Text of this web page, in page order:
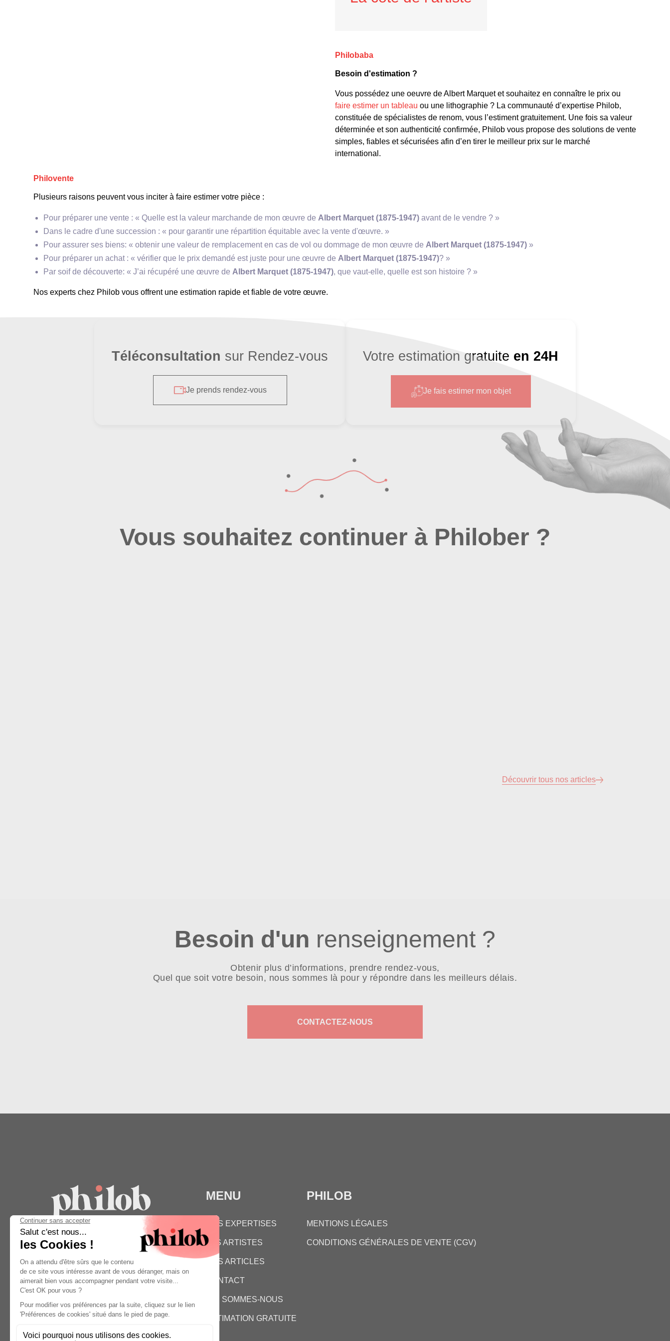
Philobaba
Besoin d'estimation ?
Vous possédez une oeuvre de Albert Marquet et souhaitez en connaître le prix ou
faire estimer un tableau ou une lithographie ? La communauté d’expertise Philob,
constituée de spécialistes de renom, vous l’estiment gratuitement. Une fois sa valeur
déterminée et son authenticité confirmée, Philob vous propose des solutions de vente
simples, fiables et sécurisées afin d’en tirer le meilleur prix sur le marché
international.
Philovente
Plusieurs raisons peuvent vous inciter à faire estimer votre pièce :
Pour préparer une vente : « Quelle est la valeur marchande de mon œuvre de Albert Marquet (1875-1947) avant de le vendre ? »
Dans le cadre d'une succession : « pour garantir une répartition équitable avec la vente d'œuvre. »
Pour assurer ses biens: « obtenir une valeur de remplacement en cas de vol ou dommage de mon œuvre de Albert Marquet (1875-1947) »
Pour préparer un achat : « vérifier que le prix demandé est juste pour une œuvre de Albert Marquet (1875-1947)? »
Par soif de découverte: « J’ai récupéré une œuvre de Albert Marquet (1875-1947), que vaut-elle, quelle est son histoire ? »
Nos experts chez Philob vous offrent une estimation rapide et fiable de votre œuvre.
Téléconsultation sur Rendez-vous
Je prends rendez-vous
Votre estimation gratuite en 24H
Je fais estimer mon objet
Vous souhaitez continuer à Philober ?
Découvrir tous nos articles
Besoin d'un renseignement ?
Obtenir plus d’informations, prendre rendez-vous,
Quel que soit votre besoin, nous sommes là pour y répondre dans les meilleurs délais.
CONTACTEZ-NOUS
38 RUE AMELOT
75011 PARIS
HELLO@PHILOB.COM
01 82 83 28 83
MENU
NOS EXPERTISES
LES ARTISTES
NOS ARTICLES
CONTACT
QUI SOMMES-NOUS
ESTIMATION GRATUITE
PHILOB
MENTIONS LÉGALES
CONDITIONS GÉNÉRALES DE VENTE (CGV)